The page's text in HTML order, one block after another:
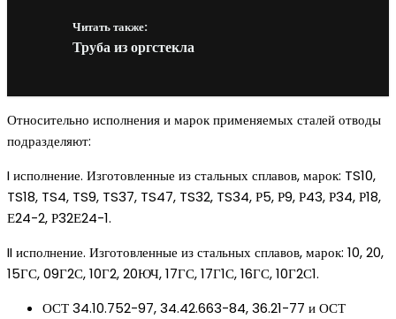
Читать также:
Труба из оргстекла
Относительно исполнения и марок применяемых сталей отводы
подразделяют:
I исполнение. Изготовленные из стальных сплавов, марок: TS10,
TS18, TS4, TS9, TS37, TS47, TS32, TS34, Р5, Р9, Р43, Р34, Р18,
Е24-2, Р32Е24-1.
II исполнение. Изготовленные из стальных сплавов, марок: 10, 20,
15ГС, 09Г2С, 10Г2, 20ЮЧ, 17ГС, 17Г1С, 16ГС, 10Г2С1.
ОСТ 34.10.752-97, 34.42.663-84, 36.21-77 и ОСТ